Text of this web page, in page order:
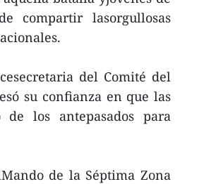
compartir lasorgullosas
del Comité del
su confianza en que las
de los antepasados para
de la Séptima Zona